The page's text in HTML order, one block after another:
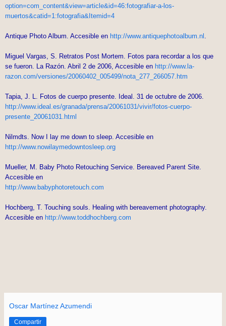
option=com_content&view=article&id=46:fotografiar-a-los-
muertos&catid=1:fotografia&Itemid=4
Antique Photo Album. Accesible en http://www.antiquephotoalbum.nl
Miguel Vargas, S. Retratos Post Mortem. Fotos para recordar a los que
se fueron. La Razón. Abril 2 de 2006, Accesible en http://www.la-
razon.com/versiones/20060402_005499/nota_277_266057.htm
Tapia, J. L. Fotos de cuerpo presente. Ideal. 31 de octubre de 2006.
http://www.ideal.es/granada/prensa/20061031/vivir/fotos-cuerpo-
presente_20061031.html
Nilmdts. Now I lay me down to sleep. Accesible en
http://www.nowilaymedowntosleep.org
Mueller, M. Baby Photo Retouching Service. Bereaved Parent Site.
Accesible en
http://www.babyphotoretouch.com
Hochberg, T. Touching souls. Healing with bereavement photography.
Accesible en http://www.toddhochberg.com
Oscar Martínez Azumendi
Compartir